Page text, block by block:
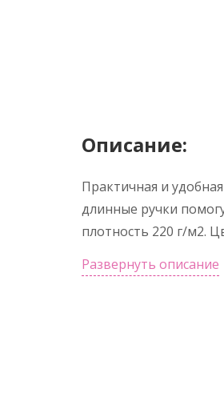
Описание:
Практичная и
длинные ручки
плотность 220 г/м2.
Развернуть описание